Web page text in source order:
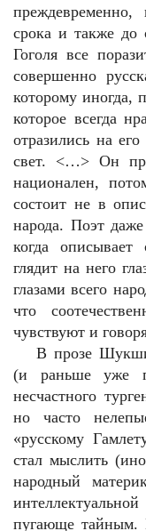
срока и также до
Гоголя все
совершенно
которому иногда,
которое всегда
отразились на
свет. <…> Он
национален,
состоит не в
народа. Поэт
когда
глядит на него
глазами всего
что
чувствуют и
В прозе
(и раньше уже
несчастного
но часто
«русскому
стал мыслить
народный
пугающе тайным.